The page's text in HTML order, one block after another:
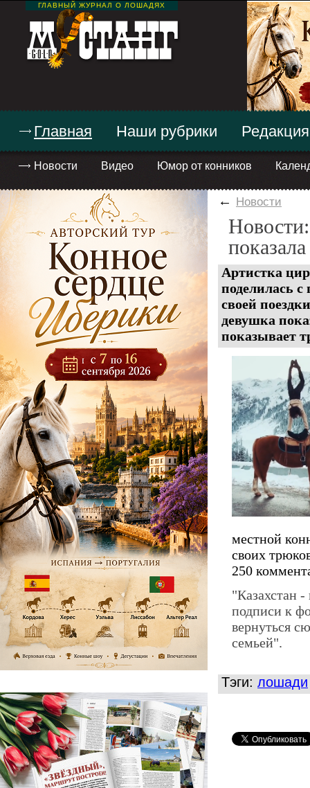
ГЛАВНЫЙ ЖУРНАЛ О ЛОШАДЯХ
Главная
Новости Видео Юмор от конников
Наши рубрики Редакция
← Новости
Артистка
поделилась
своей
девушка
показывает
местной
своих
250
"Казахстан -
подписи к
вернуться
семьей".
Тэги: лошади